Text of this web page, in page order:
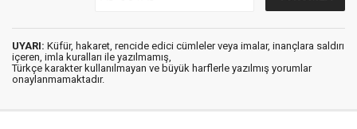
UYARI: Küfür, hakaret, rencide edici cümleler veya imalar, inançlara saldırı
içeren, imla kuralları ile yazılmamış,
Türkçe karakter kullanılmayan ve büyük harflerle yazılmış yorumlar
onaylanmamaktadır.